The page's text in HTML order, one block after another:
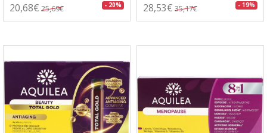
20,68€ 25,69€ - 20% 28,53€ 35,17€ - 19%